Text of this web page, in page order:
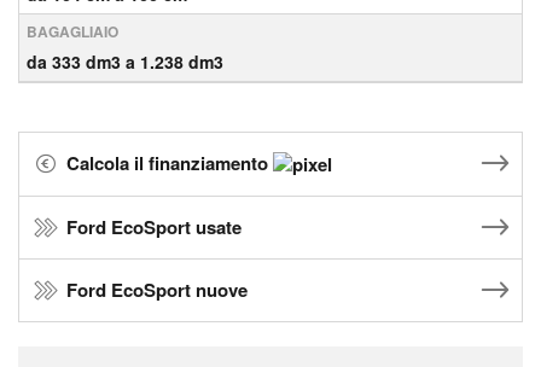
BAGAGLIAIO
da 333 dm3 a 1.238 dm3
Calcola il finanziamento
Ford EcoSport usate
Ford EcoSport nuove